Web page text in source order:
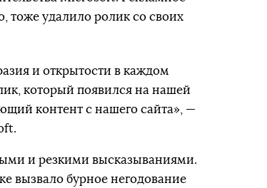
тоже удалило ролик со своих
и открытости в каждом
который появился на нашей
контент с нашего сайта», —
и резкими высказываниями.
вызвало бурное негодование